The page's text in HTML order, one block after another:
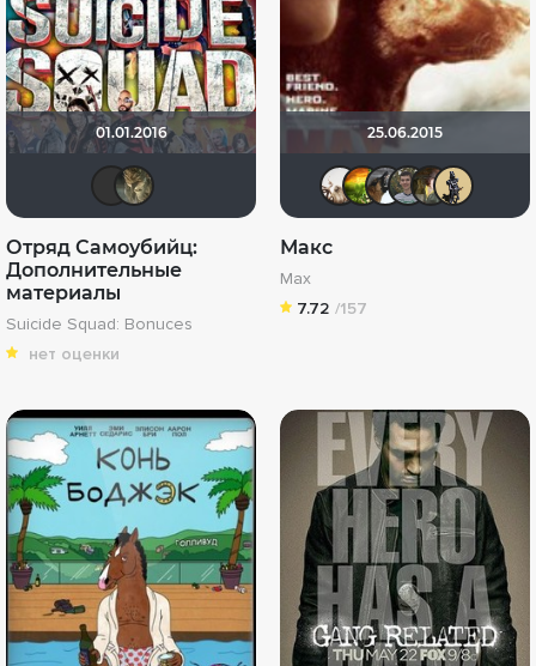
01.01.2016
Shad Tkhom
Отряд Самоубийц:
Дополнительные
материалы
Suicide Squad: Bonuces
нет оценки
25.06.2015
Макс
Max
7.72 /157